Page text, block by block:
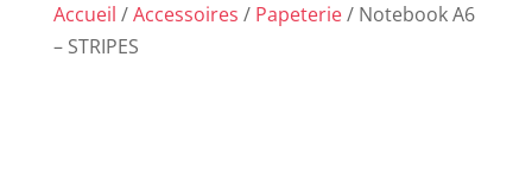
Accueil /Accessoires / Papeterie/ Notebook A6
– STRIPES